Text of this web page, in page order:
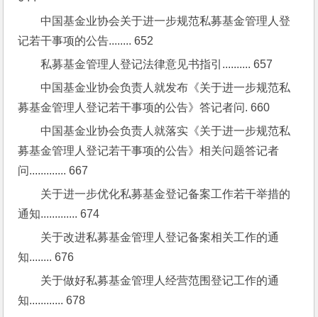
中国基金业协会关于进一步规范私募基金管理人登
记若干事项的公告........ 652
私募基金管理人登记法律意见书指引.......... 657
中国基金业协会负责人就发布《关于进一步规范私
募基金管理人登记若干事项的公告》答记者问. 660
中国基金业协会负责人就落实《关于进一步规范私
募基金管理人登记若干事项的公告》相关问题答记者
问............. 667
关于进一步优化私募基金登记备案工作若干举措的
通知............. 674
关于改进私募基金管理人登记备案相关工作的通
知........ 676
关于做好私募基金管理人经营范围登记工作的通
知............ 678